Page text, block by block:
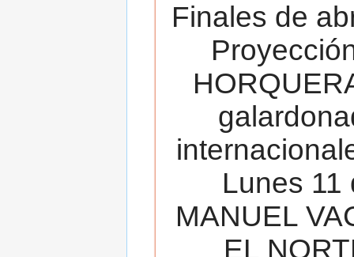
Finales de
Lunes 11
MANUEL
EL